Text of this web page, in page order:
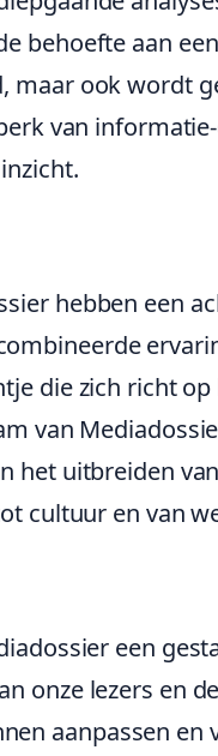
behoefte aan
maar ook wordt
van
hebben een
die zich richt
van
het uitbreiden
cultuur en van
een
onze lezers en
aanpassen